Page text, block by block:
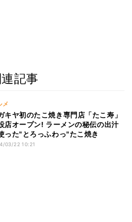
記事
メ
キヤ初のたこ焼き専門店「たこ寿」
店オープン! ラーメンの秘伝の出汁
った"とろっふわっ"たこ焼き
03/22 10:21